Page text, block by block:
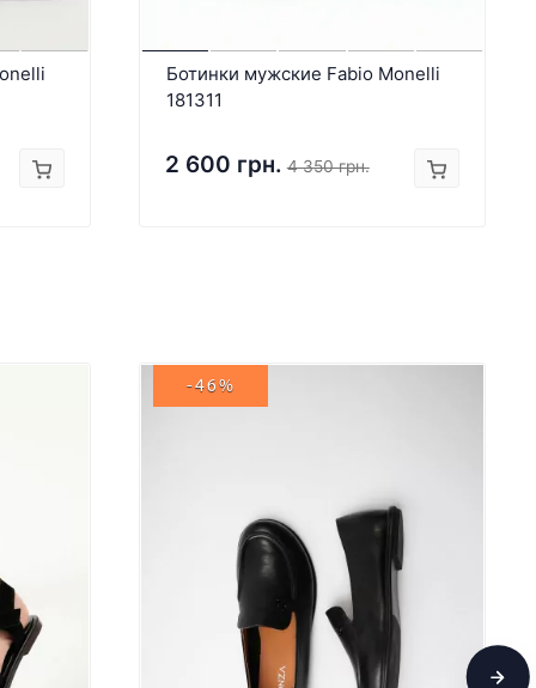
Ботинки мужские Fabio Monelli
181311
2 600 грн. 4 350 грн.
-46%